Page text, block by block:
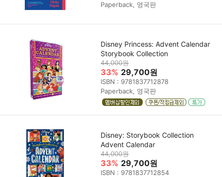
Paperback, 영국판
Disney Princess: Advent Calendar
Storybook Collection
44,000원
33% 29,700원
ISBN : 9781837712878
Paperback, 영국판
Disney: Storybook Collection
Advent Calendar
44,000원
33% 29,700원
ISBN : 9781837712854